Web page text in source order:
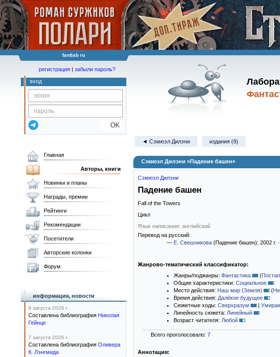
fantlab ru
регистрация | забыли пароль?
вход
OK
◄ Сэмюэл Дилэни издания (9)
Сэмюэл Дилэни «Падение башен»
Сэмюэл Дилэни
Падение башен
Fall of the Towers
Цикл
Язык написания: английский
Перевод на русский:
— Е. Свешникова (Падение башен); 2002 г.
Жанрово-тематический классификатор:
Жанры/поджанры: Фантастика (
Общие характеристики: Социальное
Место действия: Наш мир (Земля) (
Время действия: Далёкое будущее
Сюжетные ходы: Сверхразум |
Линейность сюжета: Линейный
Возраст читателя: Любой
Всего проголосовало: 7
Аннотация:
Главная
Авторы, книги
Новинки и планы
Награды, премии
Рейтинги
Рекомендации
Посетители
Авторские колонки
Форум
информация, новости
9 августа 2026 г.
Составлена библиография Николая
Гейнце
7 августа 2026 г.
Составлена библиография Оливера
К. Лэнгмида